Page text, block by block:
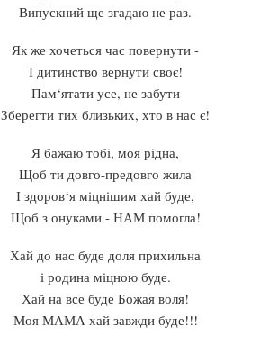
Випускний ще згадаю не раз.
Як же хочеться час повернути -
І дитинство вернути своє!
Пам‘ятати усе, не забути
Зберегти тих близьких, хто в нас є!
Я бажаю тобі, моя рідна,
Щоб ти довго-предовго жила
І здоров‘я міцнішим хай буде,
Щоб з онуками - НАМ помогла!
Хай до нас буде доля прихильна
і родина міцною буде.
Хай на все буде Божая воля!
Моя МАМА хай завжди буде!!!